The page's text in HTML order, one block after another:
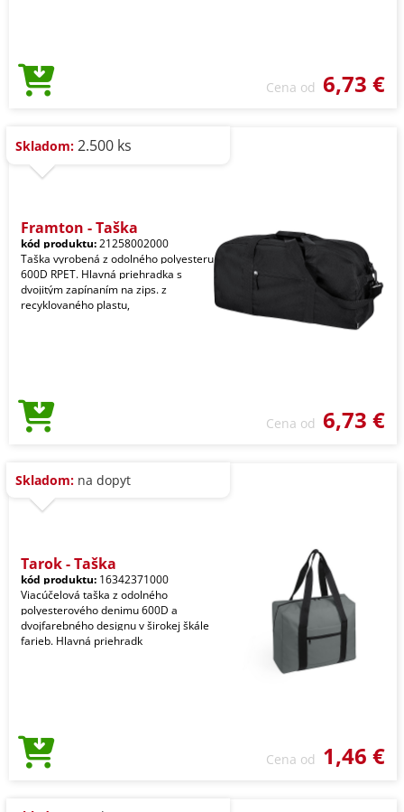
Cena od 6,73 €
Skladom: 2.500 ks
Framton - Taška
kód produktu:21258002000
Taška vyrobená z odolného polyesteru
600D RPET. Hlavná priehradka s
dvojitým zapínaním na zips. z
recyklovaného plastu,
Cena od 6,73 €
Skladom: na dopyt
Tarok - Taška
kód produktu: 16342371000
Viacúčelová taška z odolného
polyesterového denimu 600D a
dvojfarebného designu v širokej škále
farieb. Hlavná priehradk
Cena od 1,46 €